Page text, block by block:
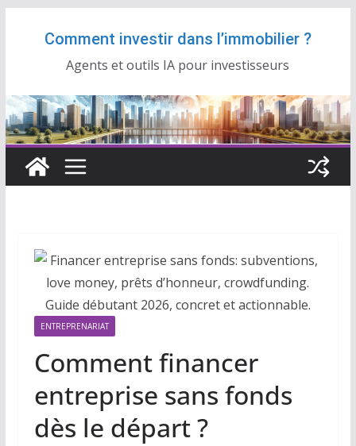
Comment investir dans l’immobilier ?
Agents et outils IA pour investisseurs
ENTREPRENARIAT
Comment financer
entreprise sans fonds
dès le départ ?